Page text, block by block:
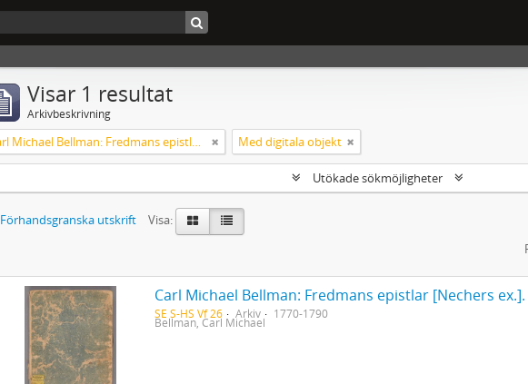
Visar 1 resultat
Arkivbeskrivning
Carl Michael Bellman: Fredmans epistlar [Nechers ex.]. Ep. 1-50 Med digitala objekt
Utökade sökmöjligheter
Förhandsgranska utskrift
Visa:
Carl Michael Bellman: Fredmans epistlar [Nechers ex.].
SE S-HS Vf 26 Arkiv 1770-1790
Bellman, Carl Michael